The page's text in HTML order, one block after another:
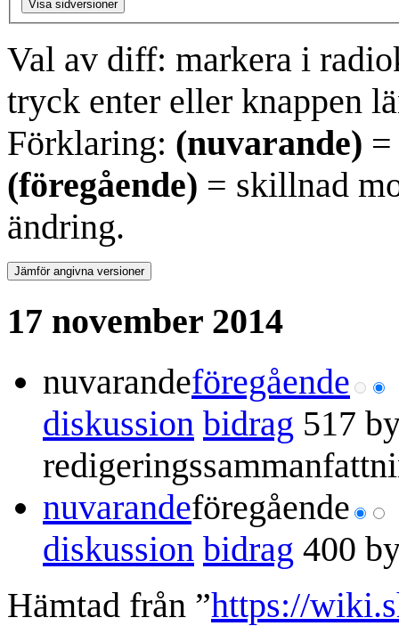
Visa sidversioner
Val av diff: markera i
tryck enter eller knappen
Förklaring: (nuvarande)
(föregående) = skillnad
ändring.
17 november 2014
nuvarandeföregående
diskussion bidrag 517
nuvarandeföregående
diskussion bidrag 400
Hämtad från ”https://